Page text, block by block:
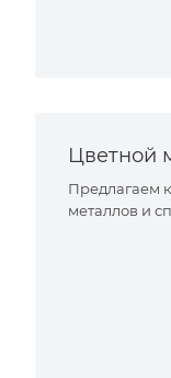
Цветной
Предлагаем
металлов и